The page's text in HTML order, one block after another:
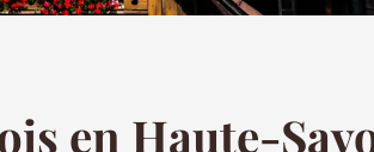
en Haute-